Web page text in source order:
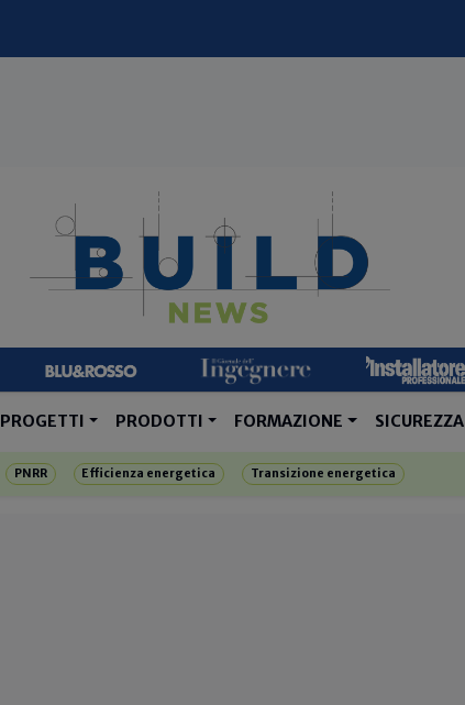
PROGETTI PRODOTTI FORMAZIONE SICUREZZA
PNRR Efficienza energetica Transizione energetica